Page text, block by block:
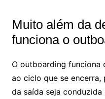
Muito além da
funciona o
O outboarding funciona
ao ciclo que se
da saída seja